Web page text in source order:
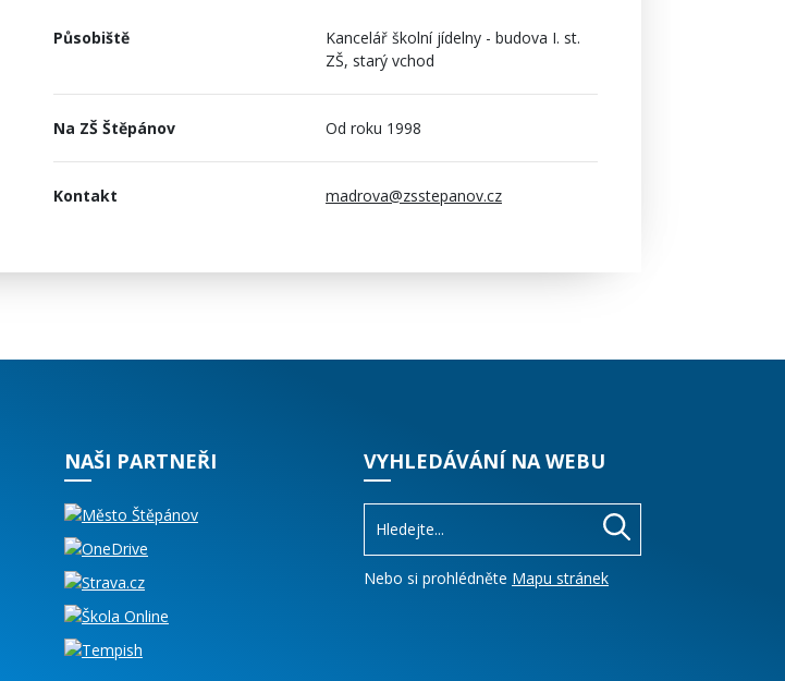
Působiště
Kancelář školní jídelny - budova I. st.
ZŠ, starý vchod
Na ZŠ Štěpánov Od roku 1998
Kontakt madrova@zsstepanov.cz
NAŠI PARTNEŘI VYHLEDÁVÁNÍ NA WEBU
Nebo si prohlédněte Mapu stránek